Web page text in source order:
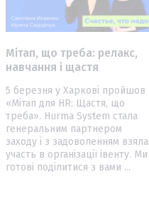
Мітап, що треба: релакс,
навчання і щастя
5 березня у Харкові пройшов
«Мітап для HR: Щастя, що
треба». Hurma System стала
генеральним партнером
заходу і з задоволенням взяла
участь в організації івенту. Ми
готові поділитися з вами ...